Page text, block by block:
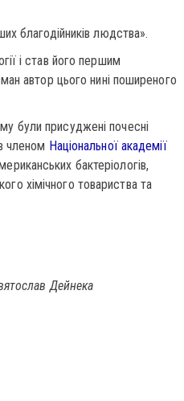
благодійників людства».
і став його першим
автор цього нині поширеного
були присуджені почесні
членом Національної академії
бактеріологів,
хімічного товариства та
Дейнека